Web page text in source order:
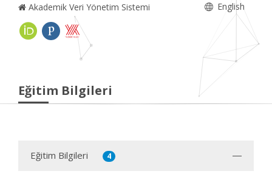
Akademik Veri Yönetim Sistemi English
Eğitim Bilgileri
Eğitim Bilgileri 4